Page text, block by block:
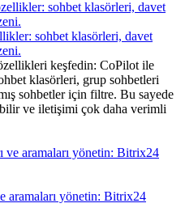
sohbet klasörleri, davet
keşfedin: CoPilot ile
klasörleri, grup sohbetleri
sohbetler için filtre. Bu sayede
ve iletişimi çok daha verimli
aramaları yönetin: Bitrix24